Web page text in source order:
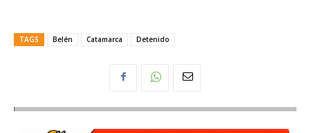
TAGS Belén Catamarca Detenido